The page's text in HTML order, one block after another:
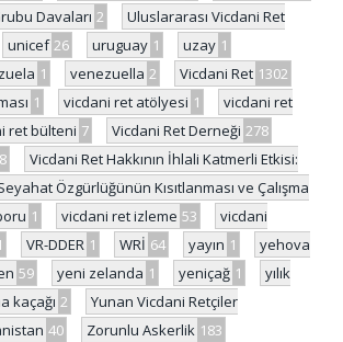
Davaları 2
Uluslararası Vicdani Ret
unicef 26 uruguay 1 uzay 1
1 venezuella 2 Vicdani Ret 1302
1 vicdani ret atölyesi 1
vicdani ret
ret bülteni 7 Vicdani Ret Derneği 278
8
Vicdani Ret Hakkının İhlali Katmerli Etkisi:
Özgürlüğünün Kısıtlanması ve Çalışma
1 vicdani ret izleme 53
vicdani
VR-DDER 1 WRİ 64 yayın 1
yehova
59 yeni zelanda 1 yeniçağ 1
yılık
kaçağı 2
Yunan Vicdani Retçiler
40 Zorunlu Askerlik 183